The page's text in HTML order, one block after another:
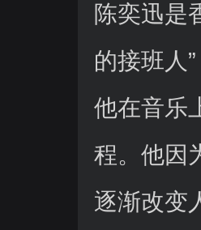
陈奕迅是
的接班人
他在音乐
程。他因
逐渐改变